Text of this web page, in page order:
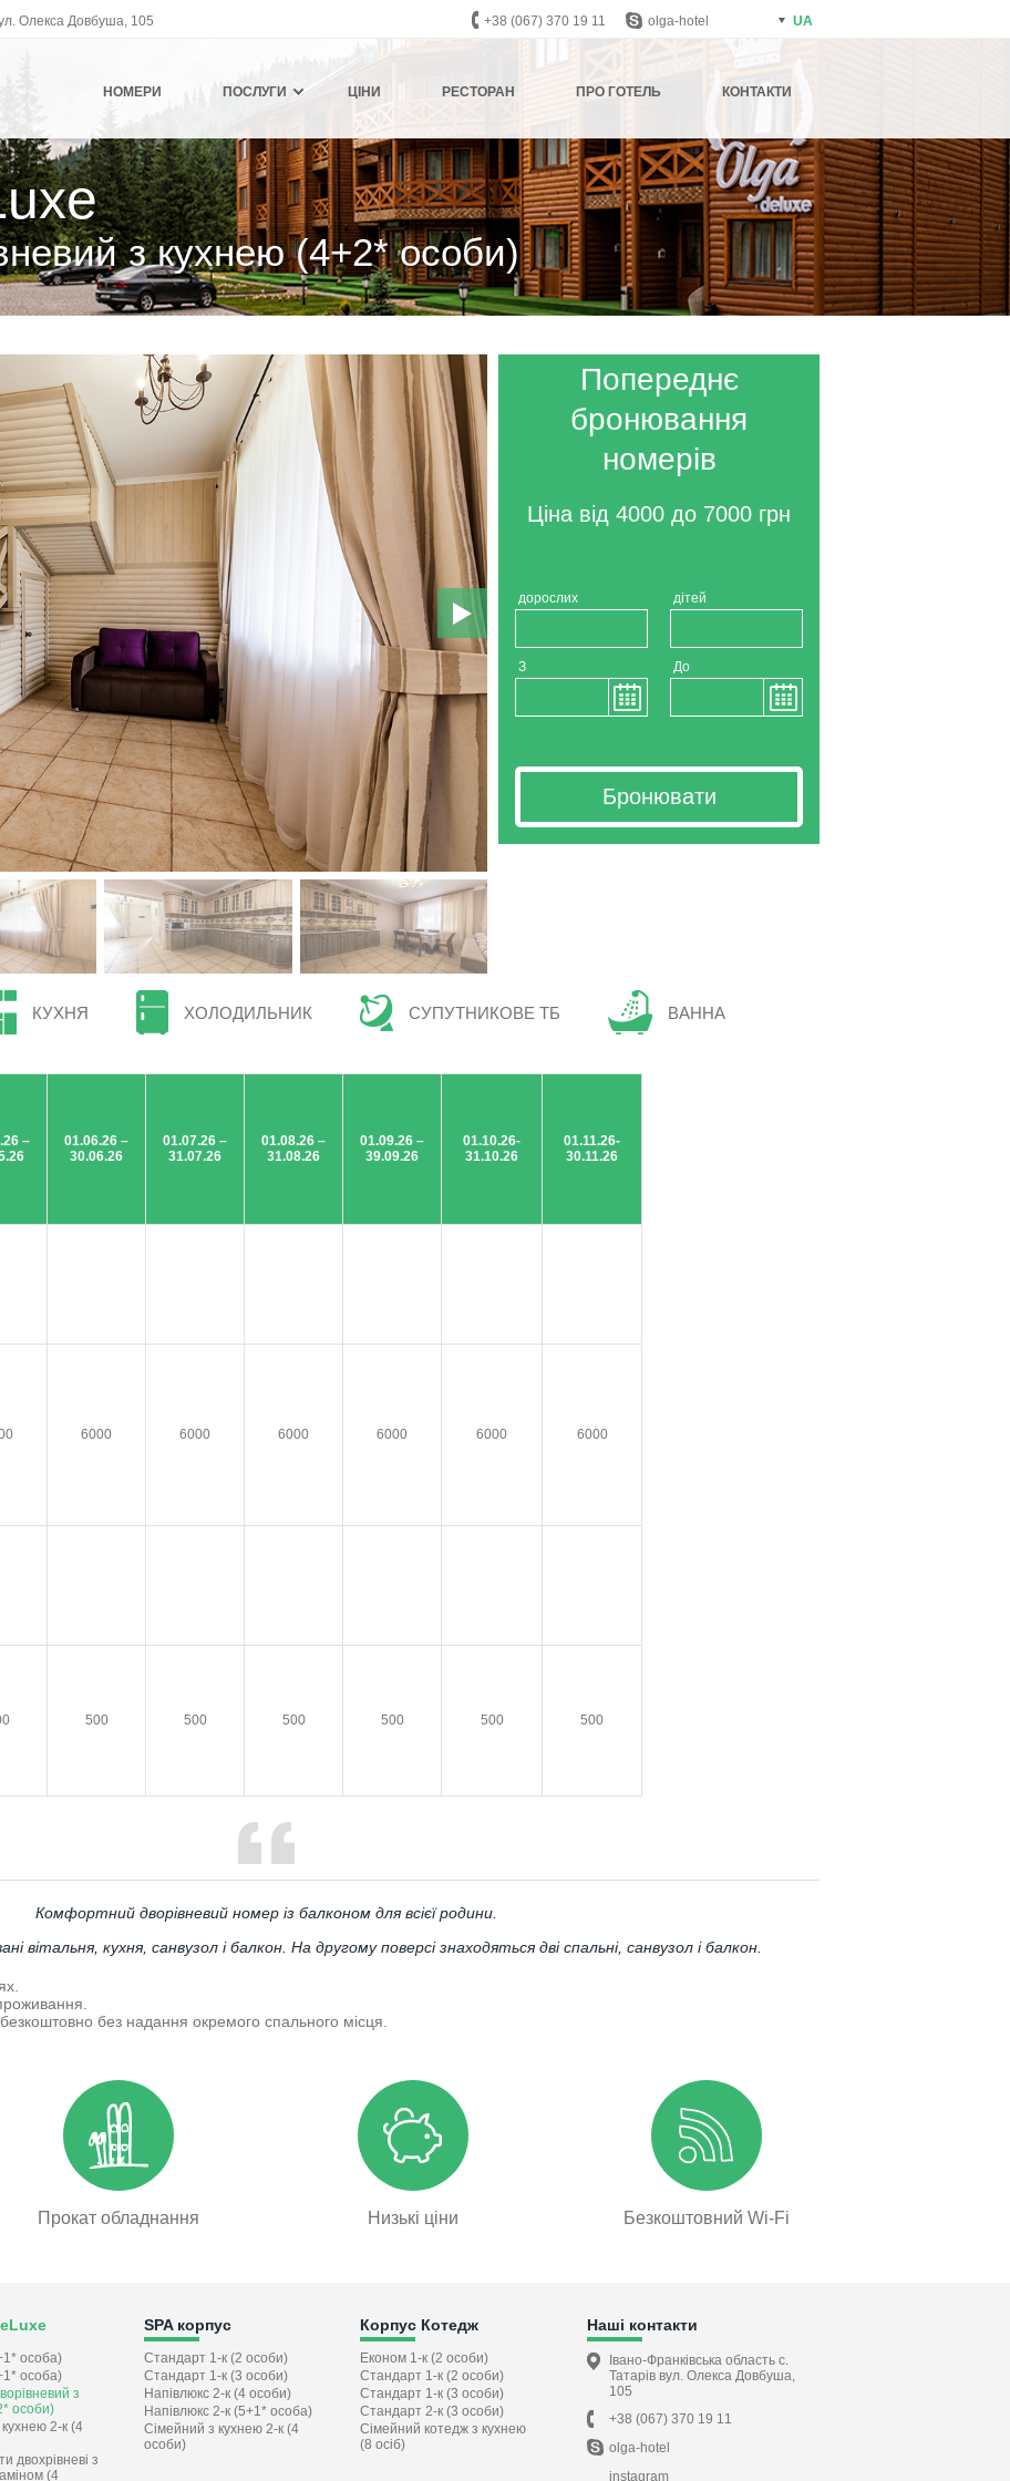
НОМЕРИ ПОСЛУГИ ЦІНИ РЕСТОРАН ПРО ГОТЕЛЬ КОНТАКТИ
Олекса Довбуша, 105 +38 (067) 370 19 11 olga-hotel UA
з кухнею (4+2* особи)
Попереднє
бронювання
номерів
Ціна від 4000 до 7000 грн
дорослих дітей
З До
КУХНЯ ХОЛОДИЛЬНИК СУПУТНИКОВЕ ТБ ВАННА
–
01.06.26 –
30.06.26
01.07.26 –
31.07.26
01.08.26 –
31.08.26
01.09.26 –
39.09.26
01.10.26-
31.10.26
01.11.26-
30.11.26
6000 6000 6000 6000 6000 6000
500 500 500 500 500 500
Комфортний дворівневий номер із балконом для всієї родини.
вітальня, кухня, санвузол і балкон. На другому поверсі знаходяться дві спальні, санвузол і балкон.
без надання окремого спального місця.
Прокат обладнання Низькі ціни Безкоштовний Wi-Fi
особа)
особа)
з
особи)
2-к (4
двохрівневі з
(4
SPA корпус
Стандарт 1-к (2 особи)
Стандарт 1-к (3 особи)
Напівлюкс 2-к (4 особи)
Напівлюкс 2-к (5+1* особа)
Сімейний з кухнею 2-к (4
особи)
Корпус Котедж
Економ 1-к (2 особи)
Стандарт 1-к (2 особи)
Стандарт 1-к (3 особи)
Стандарт 2-к (3 особи)
Сімейний котедж з кухнею
(8 осіб)
Наші контакти
Івано-Франківська область с.
Татарів вул. Олекса Довбуша,
105
+38 (067) 370 19 11
olga-hotel
instagram